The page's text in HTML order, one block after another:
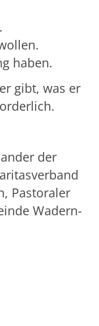
haben.
gibt, was er
der
Pastoraler
Wadern-